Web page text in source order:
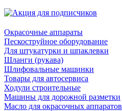
Окрасочные аппараты
Пескоструйное оборудование
Для штукатурки и шпаклевки
Шланги (рукава)
Шлифовальные машинки
Товары для автосервиса
Ходули строительные
Машины для дорожной разметки
Масло для окрасочных аппаратов